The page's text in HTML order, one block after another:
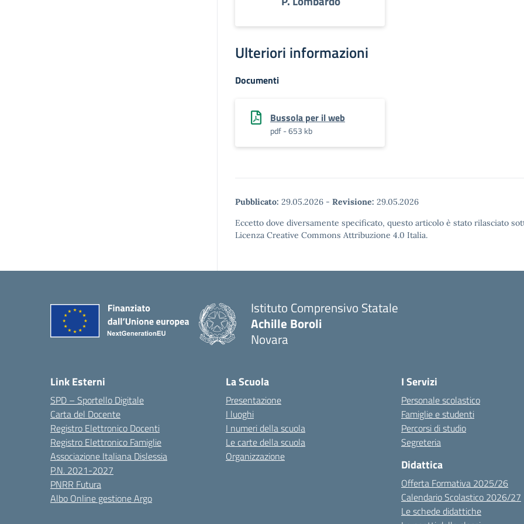
Ulteriori informazioni
Documenti
Bussola per il web
pdf - 653 kb
Pubblicato: 29.05.2026 - Revisione: 29.05.2026
Eccetto dove diversamente specificato, questo articolo è stato rilasciato
Licenza Creative Commons Attribuzione 4.0 Italia.
Istituto Comprensivo Statale
Achille Boroli
Novara
Link Esterni
SPD – Sportello Digitale
Carta del Docente
Registro Elettronico Docenti
Registro Elettronico Famiglie
Associazione Italiana Dislessia
P.N. 2021-2027
PNRR Futura
Albo Online gestione Argo
La Scuola
Presentazione
I luoghi
I numeri della scuola
Le carte della scuola
Organizzazione
I Servizi
Personale scolastico
Famiglie e studenti
Percorsi di studio
Segreteria
Didattica
Offerta Formativa 2025/26
Calendario Scolastico 2026/27
Le schede didattiche